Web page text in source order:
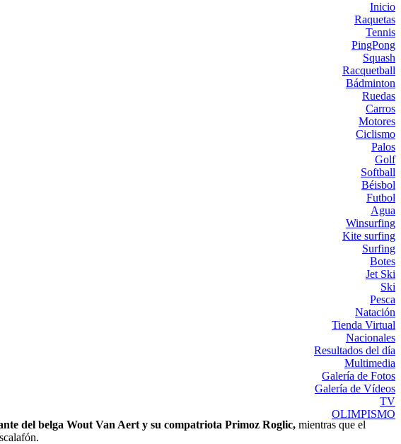
Inicio
Raquetas
Tennis
PingPong
Squash
Racquetball
Bádminton
Ruedas
Carros
Motores
Ciclismo
Palos
Golf
Softball
Béisbol
Futbol
Agua
Winsurfing
Kite surfing
Surfing
Botes
Jet Ski
Ski
Pesca
Natación
Tienda Virtual
Nacionales
Resultados del día
Multimedia
Galería de Fotos
Galería de Vídeos
TV
OLIMPISMO
del belga Wout Van Aert y su compatriota Primoz Roglic, mientras que el